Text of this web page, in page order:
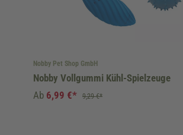
Nobby Pet Shop GmbH
Nobby Vollgummi Kühl-Spielzeuge
Ab 6,99 €* 9,29 €*